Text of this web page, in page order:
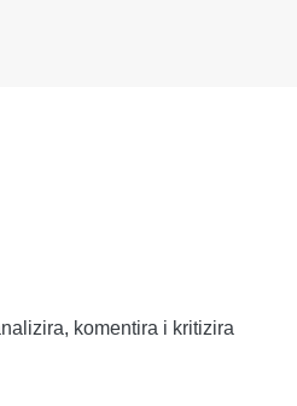
komentira i kritizira